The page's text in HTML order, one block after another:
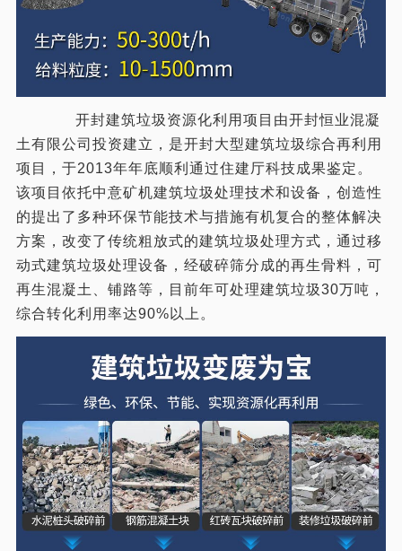
开封建筑垃圾资源化利用项目由开封恒业混凝
土有限公司投资建立，是开封大型建筑垃圾综合再利用
项目，于2013年年底顺利通过住建厅科技成果鉴定。
该项目依托中意矿机建筑垃圾处理技术和设备，创造性
的提出了多种环保节能技术与措施有机复合的整体解决
方案，改变了传统粗放式的建筑垃圾处理方式，通过移
动式建筑垃圾处理设备，经破碎筛分成的再生骨料，可
再生混凝土、铺路等，目前年可处理建筑垃圾30万吨，
综合转化利用率达90%以上。